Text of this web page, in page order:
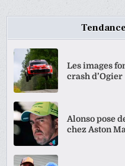
Les images
crash d’Ogier
Alonso pose
chez Aston